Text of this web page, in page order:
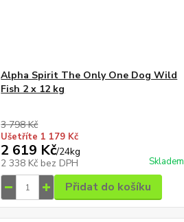
Alpha Spirit The Only One Dog Wild
Fish 2 x 12 kg
3 798 Kč
Ušetříte 1 179 Kč
2 619 Kč/24kg
2 338 Kč bez DPH Skladem
Přidat do košíku